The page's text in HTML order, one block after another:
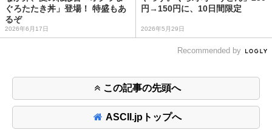
ぐろたたき丼」登場！ 特盛もあ
るぞ
2026年6月17日
円→150円に、10日間限定
2026年5月29日
Recommended by
この記事の先頭へ
ASCII.jpトップへ